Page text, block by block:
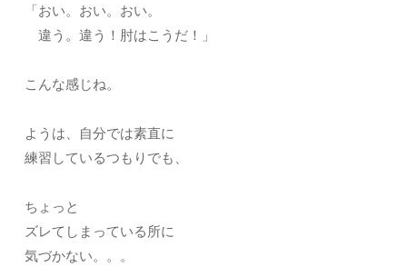
「おい。おい。おい。
違う。違う！肘はこうだ！」
こんな感じね。
ようは、自分では素直に
練習しているつもりでも、
ちょっと
ズレてしまっている所に
気づかない。。。